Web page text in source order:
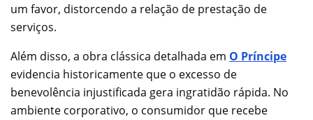
um favor, distorcendo a relação de prestação de
serviços.
Além disso, a obra clássica detalhada em O Príncipe
evidencia historicamente que o excesso de
benevolência injustificada gera ingratidão rápida. No
ambiente corporativo, o consumidor que recebe